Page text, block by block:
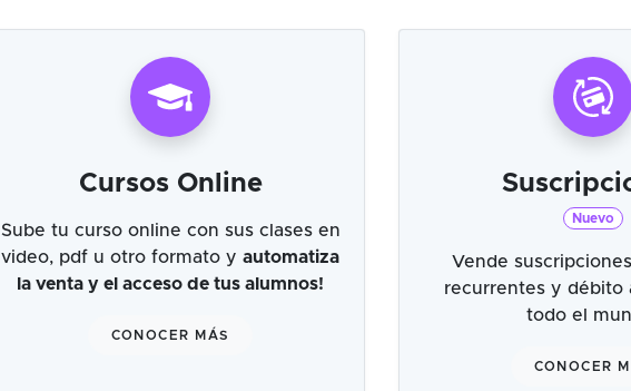
Cursos Online
Sube tu curso online con sus clases en
video, pdf u otro formato y automatiza
la venta y el acceso de tus alumnos!
CONOCER MÁS
Nuevo
Vende
recurrentes y débito
todo el
CONOCER